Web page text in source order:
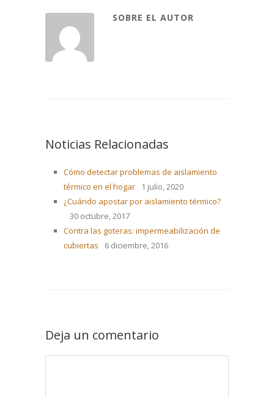
SOBRE EL AUTOR
Noticias Relacionadas
Cómo detectar problemas de aislamiento
térmico en el hogar
1 julio, 2020
¿Cuándo apostar por aislamiento térmico?
30 octubre, 2017
Contra las goteras: impermeabilización de
cubiertas
6 diciembre, 2016
Deja un comentario